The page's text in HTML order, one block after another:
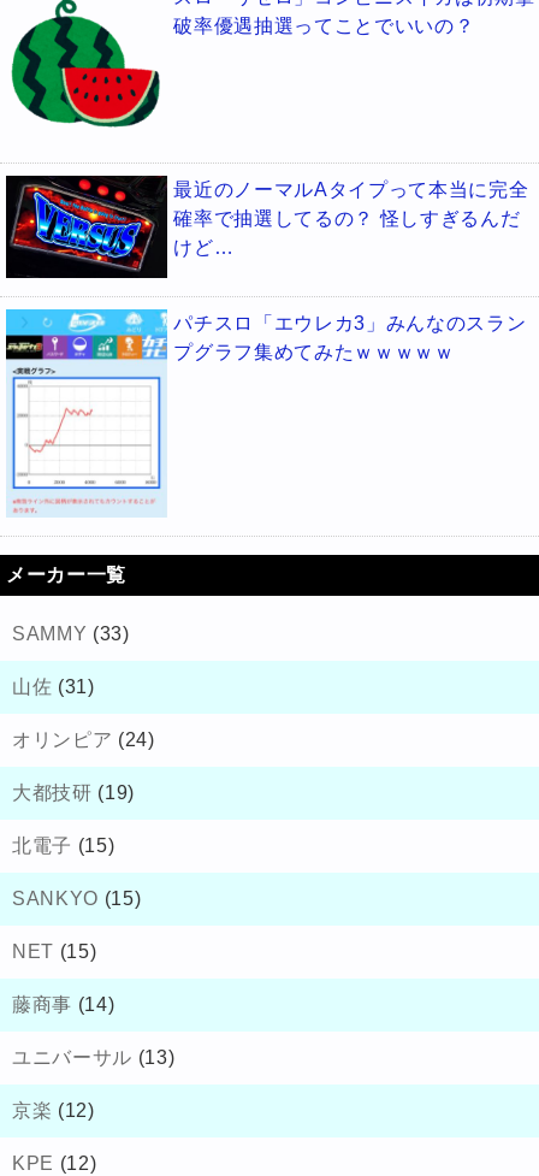
破率優遇抽選ってことでいいの？
最近のノーマルAタイプって本当に完全
確率で抽選してるの？ 怪しすぎるんだ
けど…
パチスロ「エウレカ3」みんなのスラン
プグラフ集めてみたｗｗｗｗｗ
メーカー一覧
SAMMY (33)
山佐 (31)
オリンピア (24)
大都技研 (19)
北電子 (15)
SANKYO (15)
NET (15)
藤商事 (14)
ユニバーサル (13)
京楽 (12)
KPE (12)